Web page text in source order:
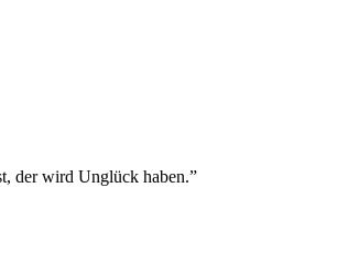
der wird Unglück haben.”